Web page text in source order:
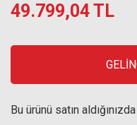
49.799,04 TL
Bu ürünü satın aldığınızda